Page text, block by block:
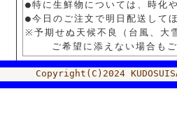
●特に生鮮物については、時化
●今日のご注文で明日配送し
※予期せぬ天候不良（台風、大
ご希望に添えない場合もご
Copyright(C)2024